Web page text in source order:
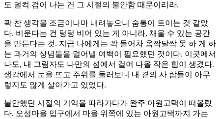
도 덜컥 겁이 나는 건 그 시절의 불안함 때문이리라.
꽉 찬 생각을 조금이나마 내려놓으니 숨통이 트이는 것 같았
다. 비운다는 건 텅텅 비어 있는 게 아니라, 채울 수 있는 공간
을 만든다는 것. 지금 나에게는 꽉 들어차 옴짝달싹 못 하 게 하
는 과거의 상념들을 덜어낼 여백이 필요했던 것이다. 이곳에서
나도, 내 그림자도 나만의 섬에서 걸어 나올 작은 힘이 생겼다.
생각에서 눈을 뜨고 주위를 둘러보니 내 곁의 사 람들이 아무
렇지도 않게 살아가고 있었다.
불안했던 시절의 기억을 따라가다가 완주 아원고택이 떠올랐
다. 오성마을 입구에서 마을 위쪽에 있는 아원고택까지 가는